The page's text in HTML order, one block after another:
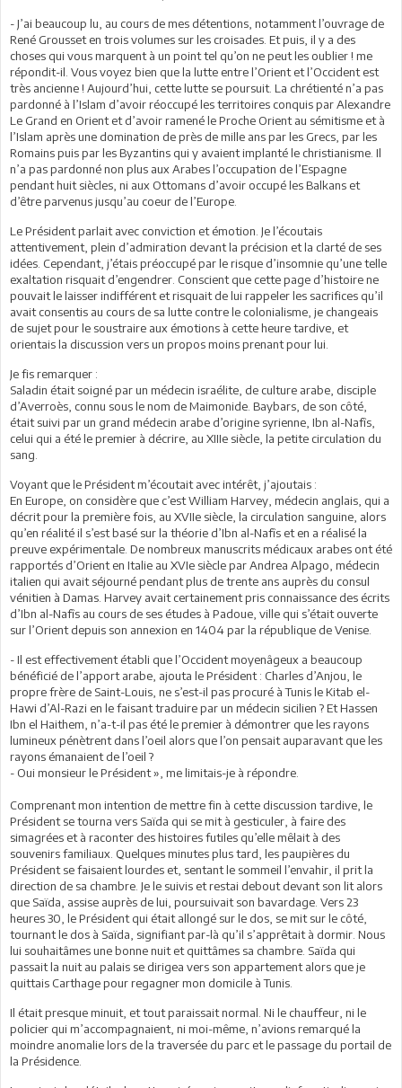
- J’ai beaucoup lu, au cours de mes détentions, notamment l’ouvrage de
René Grousset en trois volumes sur les croisades. Et puis, il y a des
choses qui vous marquent à un point tel qu’on ne peut les oublier ! me
répondit-il. Vous voyez bien que la lutte entre l’Orient et l’Occident est
très ancienne ! Aujourd’hui, cette lutte se poursuit. La chrétienté n’a pas
pardonné à l’Islam d’avoir réoccupé les territoires conquis par Alexandre
Le Grand en Orient et d’avoir ramené le Proche Orient au sémitisme et à
l’Islam après une domination de près de mille ans par les Grecs, par les
Romains puis par les Byzantins qui y avaient implanté le christianisme. Il
n’a pas pardonné non plus aux Arabes l’occupation de l’Espagne
pendant huit siècles, ni aux Ottomans d’avoir occupé les Balkans et
d’être parvenus jusqu’au coeur de l’Europe.
Le Président parlait avec conviction et émotion. Je l’écoutais
attentivement, plein d’admiration devant la précision et la clarté de ses
idées. Cependant, j’étais préoccupé par le risque d’insomnie qu’une telle
exaltation risquait d’engendrer. Conscient que cette page d’histoire ne
pouvait le laisser indifférent et risquait de lui rappeler les sacrifices qu’il
avait consentis au cours de sa lutte contre le colonialisme, je changeais
de sujet pour le soustraire aux émotions à cette heure tardive, et
orientais la discussion vers un propos moins prenant pour lui.
Je fis remarquer :
Saladin était soigné par un médecin israélite, de culture arabe, disciple
d’Averroès, connu sous le nom de Maimonide. Baybars, de son côté,
était suivi par un grand médecin arabe d’origine syrienne, Ibn al-Nafîs,
celui qui a été le premier à décrire, au XIIIe siècle, la petite circulation du
sang.
Voyant que le Président m’écoutait avec intérêt, j’ajoutais :
En Europe, on considère que c’est William Harvey, médecin anglais, qui a
décrit pour la première fois, au XVIIe siècle, la circulation sanguine, alors
qu’en réalité il s’est basé sur la théorie d’Ibn al-Nafîs et en a réalisé la
preuve expérimentale. De nombreux manuscrits médicaux arabes ont été
rapportés d’Orient en Italie au XVIe siècle par Andrea Alpago, médecin
italien qui avait séjourné pendant plus de trente ans auprès du consul
vénitien à Damas. Harvey avait certainement pris connaissance des écrits
d’Ibn al-Nafîs au cours de ses études à Padoue, ville qui s’était ouverte
sur l’Orient depuis son annexion en 1404 par la république de Venise.
- Il est effectivement établi que l’Occident moyenâgeux a beaucoup
bénéficié de l’apport arabe, ajouta le Président : Charles d’Anjou, le
propre frère de Saint-Louis, ne s’est-il pas procuré à Tunis le Kitab el-
Hawi d’Al-Razi en le faisant traduire par un médecin sicilien ? Et Hassen
Ibn el Haithem, n’a-t-il pas été le premier à démontrer que les rayons
lumineux pénètrent dans l’oeil alors que l’on pensait auparavant que les
rayons émanaient de l’oeil ?
- Oui monsieur le Président », me limitais-je à répondre.
Comprenant mon intention de mettre fin à cette discussion tardive, le
Président se tourna vers Saïda qui se mit à gesticuler, à faire des
simagrées et à raconter des histoires futiles qu’elle mêlait à des
souvenirs familiaux. Quelques minutes plus tard, les paupières du
Président se faisaient lourdes et, sentant le sommeil l’envahir, il prit la
direction de sa chambre. Je le suivis et restai debout devant son lit alors
que Saïda, assise auprès de lui, poursuivait son bavardage. Vers 23
heures 30, le Président qui était allongé sur le dos, se mit sur le côté,
tournant le dos à Saïda, signifiant par-là qu’il s’apprêtait à dormir. Nous
lui souhaitâmes une bonne nuit et quittâmes sa chambre. Saïda qui
passait la nuit au palais se dirigea vers son appartement alors que je
quittais Carthage pour regagner mon domicile à Tunis.
Il était presque minuit, et tout paraissait normal. Ni le chauffeur, ni le
policier qui m’accompagnaient, ni moi-même, n’avions remarqué la
moindre anomalie lors de la traversée du parc et le passage du portail de
la Présidence.